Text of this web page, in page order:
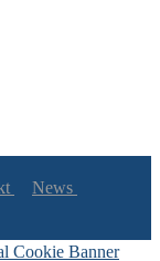
News
Cookie Banner